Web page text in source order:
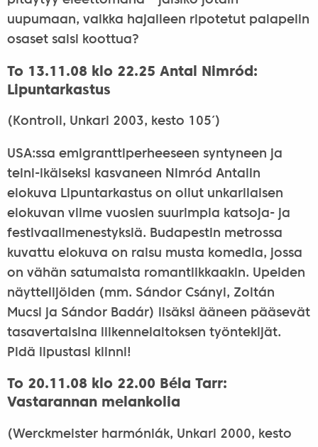
uupumaan, vaikka hajalleen ripotetut palapelin
osaset saisi koottua?
To 13.11.08 klo 22.25 Antal Nimród:
Lipuntarkastus
(Kontroll, Unkari 2003, kesto 105′)
USA:ssa emigranttiperheeseen syntyneen ja
teini-ikäiseksi kasvaneen Nimród Antalin
elokuva Lipuntarkastus on ollut unkarilaisen
elokuvan viime vuosien suurimpia katsoja- ja
festivaalimenestyksiä. Budapestin metrossa
kuvattu elokuva on raisu musta komedia, jossa
on vähän satumaista romantiikkaakin. Upeiden
näyttelijöiden (mm. Sándor Csányi, Zoltán
Mucsi ja Sándor Badár) lisäksi ääneen pääsevät
tasavertaisina liikennelaitoksen työntekijät.
Pidä lipustasi kiinni!
To 20.11.08 klo 22.00 Béla Tarr:
Vastarannan melankolia
(Werckmeister harmóniák, Unkari 2000, kesto